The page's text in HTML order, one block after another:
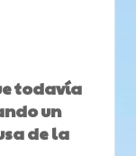
todavía
un
de la